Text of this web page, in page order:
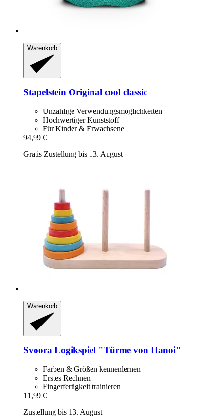
Warenkorb
Stapelstein Original cool classic
Unzählige Verwendungsmöglichkeiten
Hochwertiger Kunststoff
Für Kinder & Erwachsene
94,99 €
Gratis Zustellung bis 13. August
Warenkorb
Svoora Logikspiel "Türme von Hanoi"
Farben & Größen kennenlernen
Erstes Rechnen
Fingerfertigkeit trainieren
11,99 €
Zustellung bis 13. August